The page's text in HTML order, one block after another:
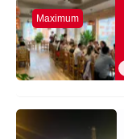
Maximum